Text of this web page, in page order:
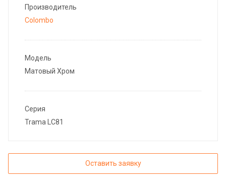
Производитель
Colombo
Модель
Матовый Хром
Серия
Trama LC81
Оставить заявку